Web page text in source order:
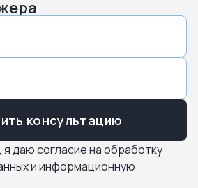
даю согласие на обработку
и информационную
консультацию